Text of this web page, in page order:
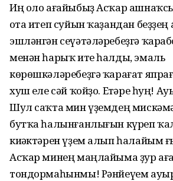
Иң оло ағайыбыҙ Асҡар
оҫта итеп суйын ҡаҙандан
эшләнгән сеүәтәләребеҙгә
менән һарыҡ ите һалды, эмаль
көрөшкәләребеҙгә ҡарағат
хуш еҫле сәй ҡойҙо. Еҫтәре һуң!
Шул саҡта мин үҙемдең мискәмә
бутҡа һалынғанлығын күреп
киҫәктәрен үҙем алып һалайым
Асҡар минең маңлайыма ҙур
тондормаһынмы! Рәнйеүем